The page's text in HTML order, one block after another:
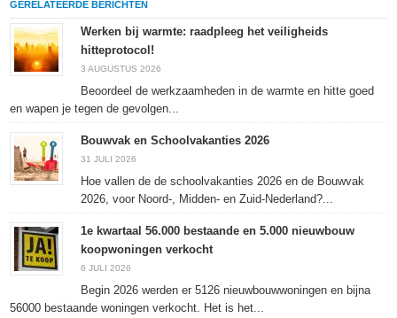
(Wordt
een
nieuw
venster
geopend)
(Wordt
een
nieuw
venster
geopend)
(Wordt
een
nieuw
venster
geopend)
nieuw
GERELATEERDE BERICHTEN
Werken bij warmte: raadpleeg het veiligheids
hitteprotocol!
3 AUGUSTUS 2026
Beoordeel de werkzaamheden in de warmte en hitte goed
en wapen je tegen de gevolgen...
Bouwvak en Schoolvakanties 2026
31 JULI 2026
Hoe vallen de de schoolvakanties 2026 en de Bouwvak
2026, voor Noord-, Midden- en Zuid-Nederland?...
1e kwartaal 56.000 bestaande en 5.000 nieuwbouw
koopwoningen verkocht
6 JULI 2026
Begin 2026 werden er 5126 nieuwbouwwoningen en bijna
56000 bestaande woningen verkocht. Het is het...